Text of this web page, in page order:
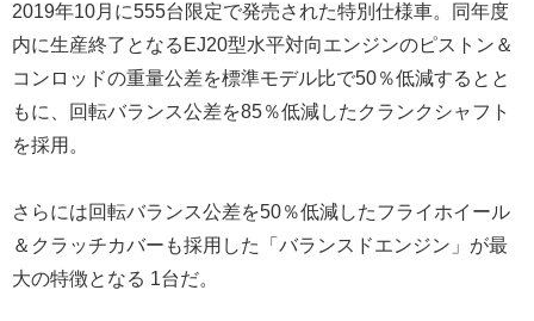
2019年10月に555台限定で発売された特別仕様車。同年度
内に生産終了となるEJ20型水平対向エンジンのピストン＆
コンロッドの重量公差を標準モデル比で50％低減するとと
もに、回転バランス公差を85％低減したクランクシャフト
を採用。
さらには回転バランス公差を50％低減したフライホイール
＆クラッチカバーも採用した「バランスドエンジン」が最
大の特徴となる 1台だ。